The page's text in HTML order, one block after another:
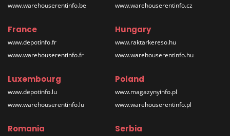
www.warehouserentinfo.be
www.warehouserentinfo.cz
France
www.depotinfo.fr
www.warehouserentinfo.fr
Hungary
www.raktarkereso.hu
www.warehouserentinfo.hu
Luxembourg
www.depotinfo.lu
www.warehouserentinfo.lu
Poland
www.magazynyinfo.pl
www.warehouserentinfo.pl
Romania Serbia